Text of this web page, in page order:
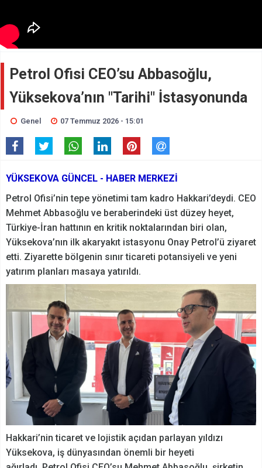
Petrol Ofisi CEO’su Abbasoğlu,
Yüksekova’nın "Tarihi" İstasyonunda
Genel 07 Temmuz 2026 - 15:01
YÜKSEKOVA GÜNCEL - HABER MERKEZİ
Petrol Ofisi’nin tepe yönetimi tam kadro Hakkari’deydi. CEO
Mehmet Abbasoğlu ve beraberindeki üst düzey heyet,
Türkiye-İran hattının en kritik noktalarından biri olan,
Yüksekova’nın ilk akaryakıt istasyonu Onay Petrol’ü ziyaret
etti. Ziyarette bölgenin sınır ticareti potansiyeli ve yeni
yatırım planları masaya yatırıldı.
Hakkari’nin ticaret ve lojistik açıdan parlayan yıldızı
Yüksekova, iş dünyasından önemli bir heyeti